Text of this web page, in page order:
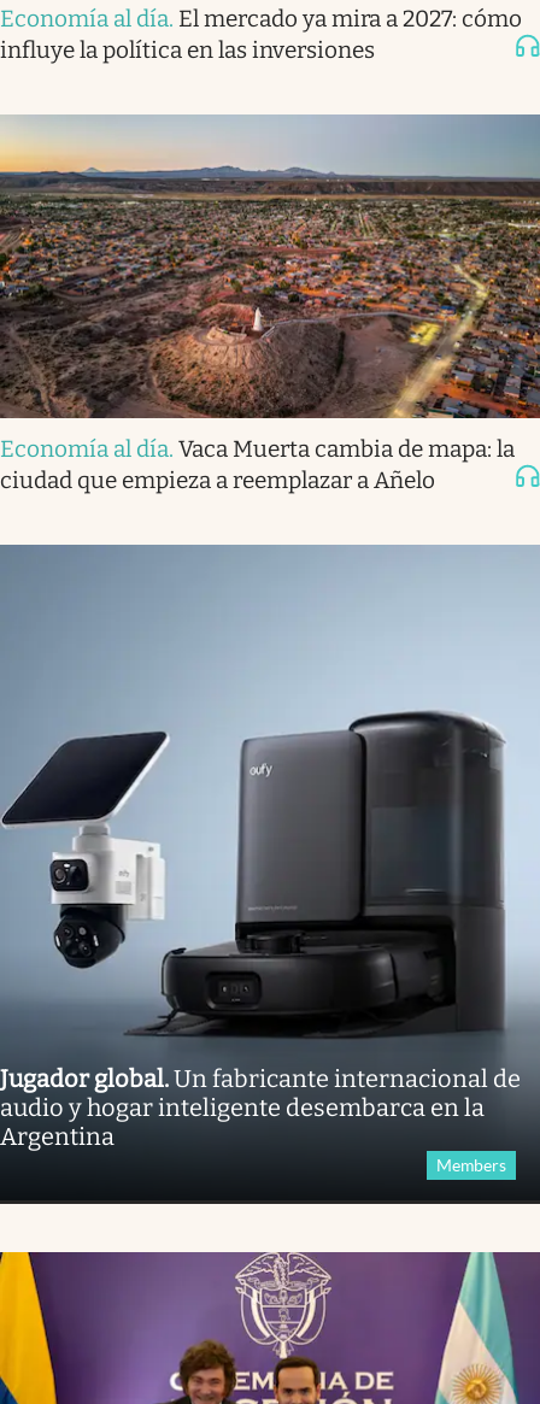
Economía al día. El mercado ya mira a 2027: cómo
influye la política en las inversiones
Economía al día. Vaca Muerta cambia de mapa: la
ciudad que empieza a reemplazar a Añelo
Jugador global.Un fabricante internacional de
audio y hogar inteligente desembarca en la
Argentina
Members